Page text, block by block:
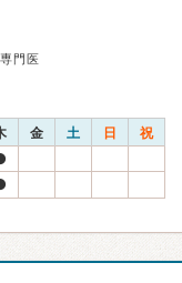
門医
金 土 日 祝